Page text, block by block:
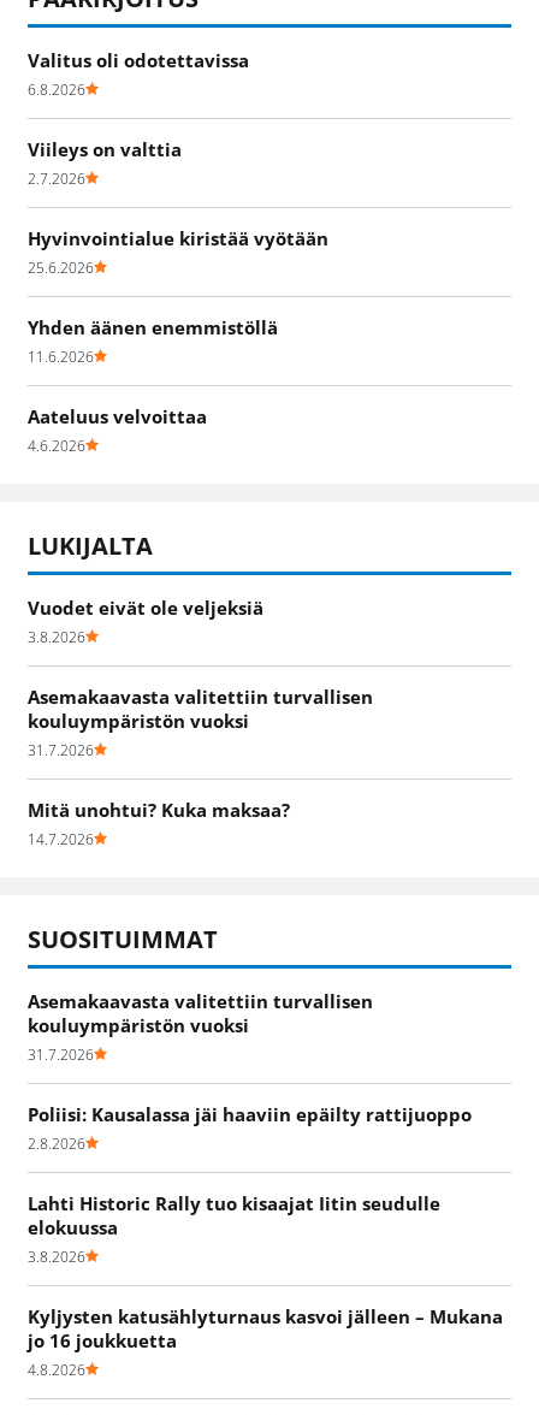
Valitus oli odotettavissa
6.8.2026
Viileys on valttia
2.7.2026
Hyvinvointialue kiristää vyötään
25.6.2026
Yhden äänen enemmistöllä
11.6.2026
Aateluus velvoittaa
4.6.2026
LUKIJALTA
Vuodet eivät ole veljeksiä
3.8.2026
Asemakaavasta valitettiin turvallisen
kouluympäristön vuoksi
31.7.2026
Mitä unohtui? Kuka maksaa?
14.7.2026
SUOSITUIMMAT
Asemakaavasta valitettiin turvallisen
kouluympäristön vuoksi
31.7.2026
Poliisi: Kausalassa jäi haaviin epäilty rattijuoppo
2.8.2026
Lahti Historic Rally tuo kisaajat Iitin seudulle
elokuussa
3.8.2026
Kyljysten katusählyturnaus kasvoi jälleen – Mukana
jo 16 joukkuetta
4.8.2026